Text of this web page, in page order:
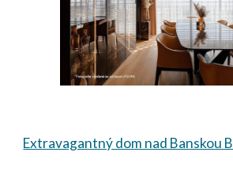
Extravagantný dom nad Banskou